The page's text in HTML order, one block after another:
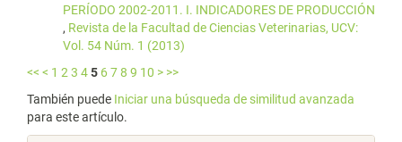
PERÍODO 2002-2011. I. INDICADORES DE PRODUCCIÓN
, Revista de la Facultad de Ciencias Veterinarias, UCV:
Vol. 54 Núm. 1 (2013)
<< < 1 2 3 45 678 9 10 > >>
También puede Iniciar una búsqueda de similitud avanzada
para este artículo.